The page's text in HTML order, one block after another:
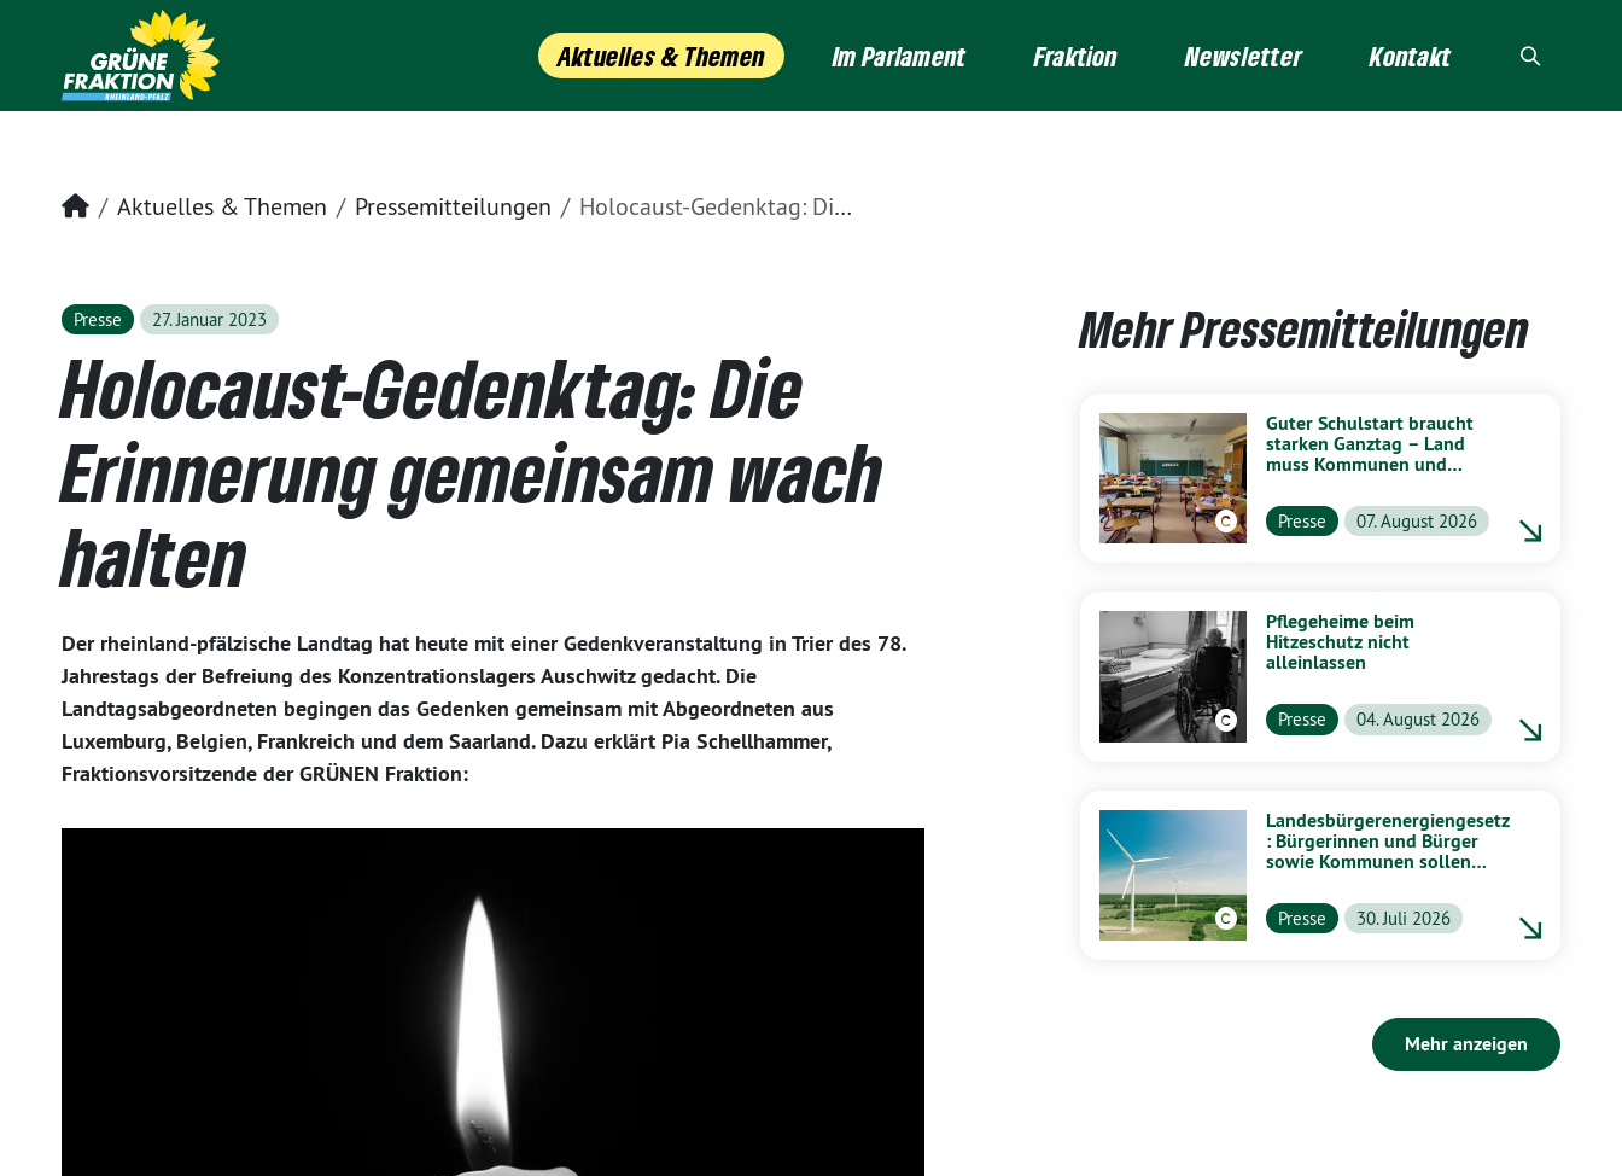
Aktuelles & Themen Im Parlament Fraktion Newsletter Kontakt
Startseite
Aktuelles & Themen Pressemitteilungen Holocaust-Gedenktag: Die Erinnerung gemeinsam wach halten
Presse 27. Januar 2023
Holocaust-Gedenktag: Die
Erinnerung gemeinsam wach
halten
Der rheinland-pfälzische Landtag hat heute mit einer Gedenkveranstaltung in Trier des 78.
Jahrestags der Befreiung des Konzentrationslagers Auschwitz gedacht. Die
Landtagsabgeordneten begingen das Gedenken gemeinsam mit Abgeordneten aus
Luxemburg, Belgien, Frankreich und dem Saarland. Dazu erklärt Pia Schellhammer,
Fraktionsvorsitzende der GRÜNEN Fraktion:
Mehr Pressemitteilungen
Guter Schulstart braucht
starken Ganztag – Land
muss Kommunen und
Presse 07. August 2026
Pflegeheime beim
Hitzeschutz nicht
alleinlassen
Presse 04. August 2026
Landesbürgerenergiengesetz
: Bürgerinnen und Bürger
sowie Kommunen sollen
profitieren
Presse 30. Juli 2026
Mehr anzeigen